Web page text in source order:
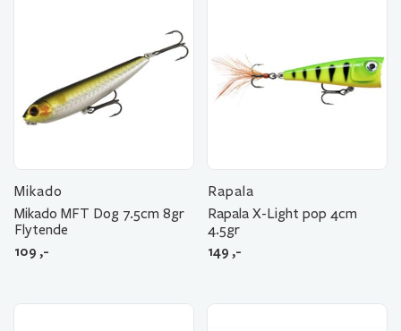
Mikado
Mikado MFT Dog 7.5cm 8gr
Flytende
109 ,-
Rapala
Rapala X-Light pop 4cm
4.5gr
149 ,-